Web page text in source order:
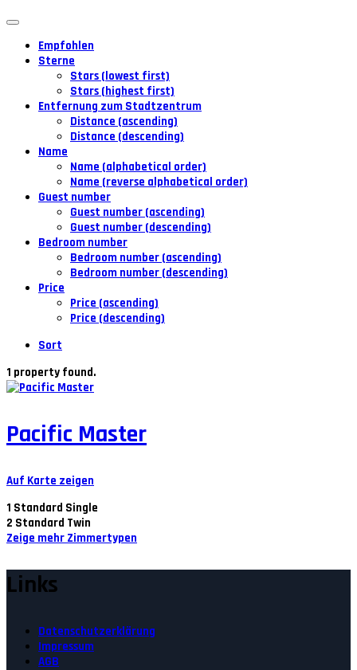
Empfohlen
Sterne
Stars (lowest first)
Stars (highest first)
Entfernung zum Stadtzentrum
Distance (ascending)
Distance (descending)
Name
Name (alphabetical order)
Name (reverse alphabetical order)
Guest number
Guest number (ascending)
Guest number (descending)
Bedroom number
Bedroom number (ascending)
Bedroom number (descending)
Price
Price (ascending)
Price (descending)
Sort
1 property found.
Pacific Master
Auf Karte zeigen
1 Standard Single
2 Standard Twin
Zeige mehr Zimmertypen
Links
Datenschutzerklärung
Impressum
AGB